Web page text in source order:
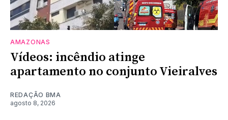
AMAZONAS
Vídeos: incêndio atinge
apartamento no conjunto Vieiralves
REDAÇÃO BMA
agosto 8, 2026